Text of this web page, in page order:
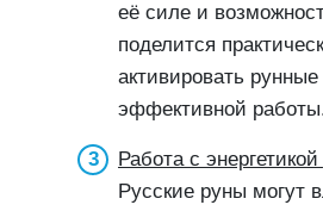
её силе и
поделится
активировать
эффективной
Работа с
Русские руны могут